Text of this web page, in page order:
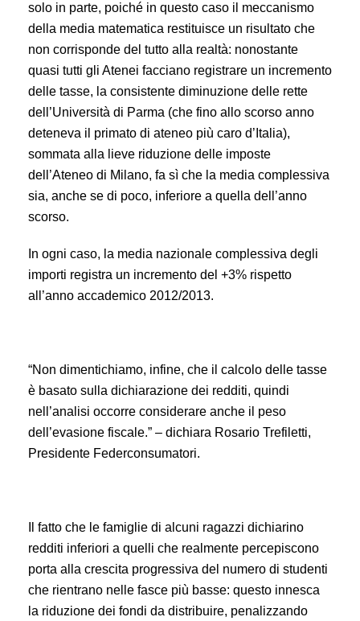
solo in parte, poiché in questo caso il meccanismo
della media matematica restituisce un risultato che
non corrisponde del tutto alla realtà: nonostante
quasi tutti gli Atenei facciano registrare un incremento
delle tasse, la consistente diminuzione delle rette
dell’Università di Parma (che fino allo scorso anno
deteneva il primato di ateneo più caro d’Italia),
sommata alla lieve riduzione delle imposte
dell’Ateneo di Milano, fa sì che la media complessiva
sia, anche se di poco, inferiore a quella dell’anno
scorso.
In ogni caso, la media nazionale complessiva degli
importi registra un incremento del +3% rispetto
all’anno accademico 2012/2013.
“Non dimentichiamo, infine, che il calcolo delle tasse
è basato sulla dichiarazione dei redditi, quindi
nell’analisi occorre considerare anche il peso
dell’evasione fiscale.” – dichiara Rosario Trefiletti,
Presidente Federconsumatori.
Il fatto che le famiglie di alcuni ragazzi dichiarino
redditi inferiori a quelli che realmente percepiscono
porta alla crescita progressiva del numero di studenti
che rientrano nelle fasce più basse: questo innesca
la riduzione dei fondi da distribuire, penalizzando